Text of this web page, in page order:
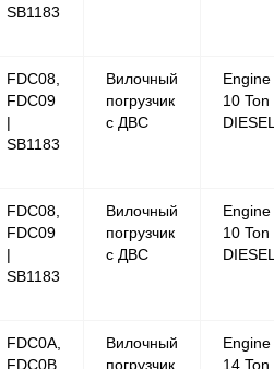
SB1183
FDC08,
FDC09
|
SB1183
Вилочный
погрузчик
с ДВС
Engine
10 Ton
FDC08,
FDC09
|
SB1183
Вилочный
погрузчик
с ДВС
Engine
10 Ton
FDC0A,
FDC0B
Вилочный
погрузчик
Engine
14 Ton